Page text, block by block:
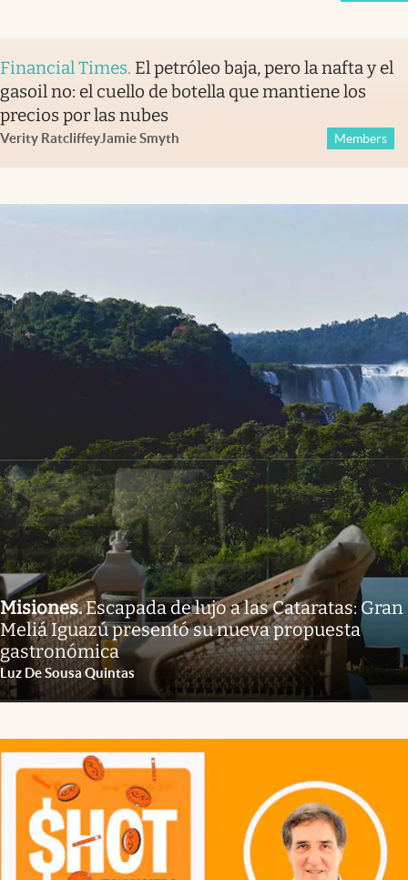
Financial Times. El petróleo baja, pero la nafta y el
gasoil no: el cuello de botella que mantiene los
precios por las nubes
Verity RatcliffeyJamie Smyth Members
Misiones.Escapada de lujo a las Cataratas: Gran
Meliá Iguazú presentó su nueva propuesta
gastronómica
Luz De Sousa Quintas